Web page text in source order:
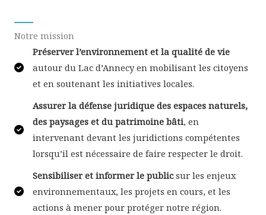
Notre mission​
Préserver l’environnement et la qualité de vie
autour du Lac d’Annecy en mobilisant les citoyens
et en soutenant les initiatives locales.
Assurer la défense juridique des espaces naturels,
des paysages et du patrimoine bâti, en
intervenant devant les juridictions compétentes
lorsqu’il est nécessaire de faire respecter le droit.
Sensibiliser et informer le publicsur les enjeux
environnementaux, les projets en cours, et les
actions à mener pour protéger notre région.